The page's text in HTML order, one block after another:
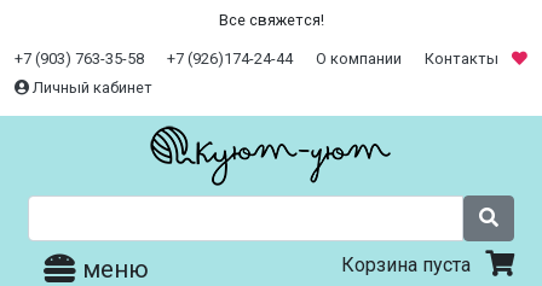
Все свяжется!
+7 (903) 763-35-58 +7 (926)174-24-44 О компании
Контакты
Личный кабинет
меню Корзина пуста